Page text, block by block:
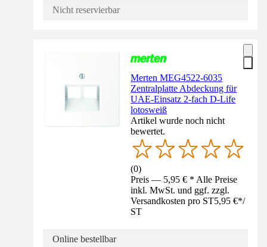
Nicht reservierbar
Merten MEG4522-6035
Zentralplatte Abdeckung für
UAE-Einsatz 2-fach D-Life
lotosweiß
Artikel wurde noch nicht
bewertet.
(0)
Preis — 5,95 € * Alle Preise
inkl. MwSt. und ggf. zzgl.
Versandkosten pro ST5,95 €*/
ST
Online bestellbar